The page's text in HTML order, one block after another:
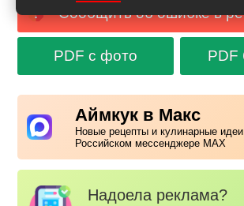
Сообщить об ошибке в
PDF с фото PDF
Аймкук в Макс
Новые рецепты и кулинарные
Российском мессенджере MAX
Надоела реклама?